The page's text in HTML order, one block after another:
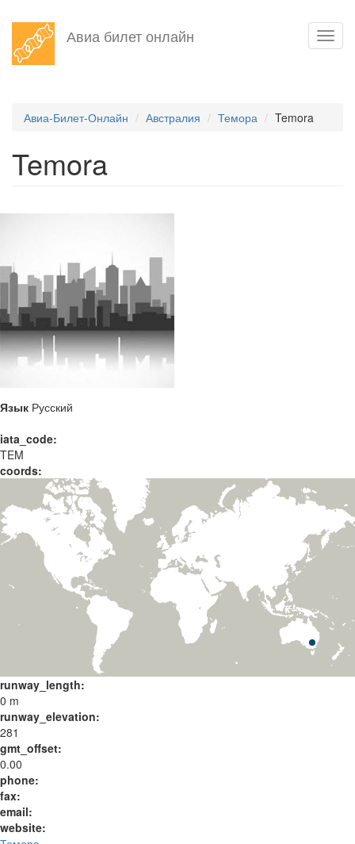
Перейти
основному
Авиа билет онлайн
Авиа-Билет-Онлайн Австралия Темора Temora
Temora
Язык Русский
iata_code:
TEM
coords:
runway_length:
0 m
runway_elevation:
281
gmt_offset:
0.00
phone:
fax:
email:
website: